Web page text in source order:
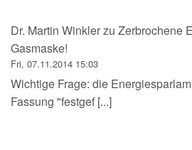
Dr. Martin Winklerzu Zerbrochene
Gasmaske!
Fri, 07.11.2014 15:03
Wichtige Frage: die
Fassung "festgef [...]